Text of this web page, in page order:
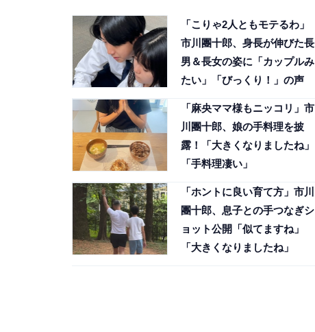
「こりゃ2人ともモテるわ」
市川團十郎、身長が伸びた長
男＆長女の姿に「カップルみ
たい」「びっくり！」の声
「麻央ママ様もニッコリ」市
川團十郎、娘の手料理を披
露！「大きくなりましたね」
「手料理凄い」
「ホントに良い育て方」市川
團十郎、息子との手つなぎシ
ョット公開「似てますね」
「大きくなりましたね」